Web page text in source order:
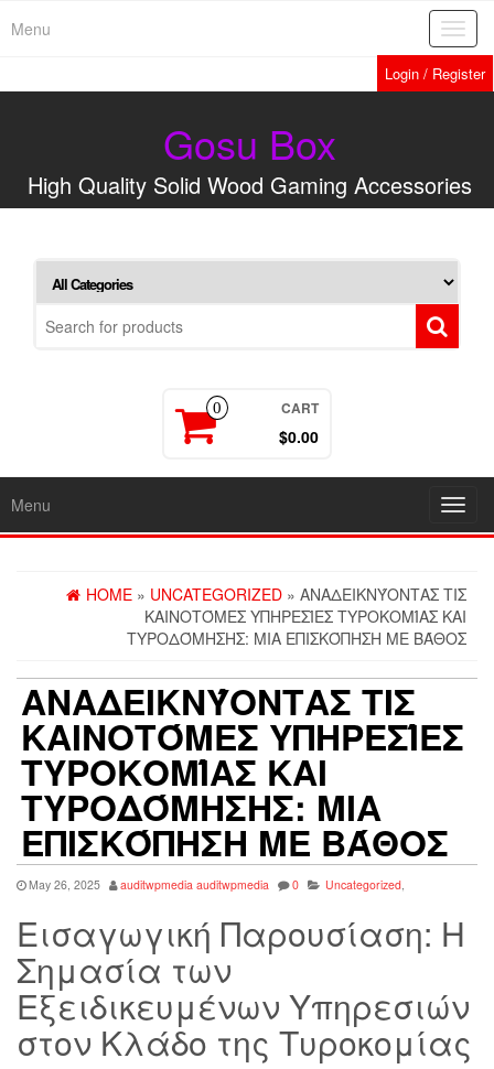
Menu
Login / Register
Gosu Box
High Quality Solid Wood Gaming Accessories
0 CART
$0.00
Menu
HOME » UNCATEGORIZED » ΑΝΑΔΕΙΚΝΎΟΝΤΑΣ ΤΙΣ
ΚΑΙΝΟΤΌΜΕΣ ΥΠΗΡΕΣΊΕΣ ΤΥΡΟΚΟΜΊΑΣ ΚΑΙ
ΤΥΡΟΔΌΜΗΣΗΣ: ΜΙΑ ΕΠΙΣΚΌΠΗΣΗ ΜΕ ΒΆΘΟΣ
ΑΝΑΔΕΙΚΝΎΟΝΤΑΣ ΤΙΣ
ΚΑΙΝΟΤΌΜΕΣ ΥΠΗΡΕΣΊΕΣ
ΤΥΡΟΚΟΜΊΑΣ ΚΑΙ
ΤΥΡΟΔΌΜΗΣΗΣ: ΜΙΑ
ΕΠΙΣΚΌΠΗΣΗ ΜΕ ΒΆΘΟΣ
May 26, 2025 auditwpmedia auditwpmedia 0 Uncategorized,
Εισαγωγική Παρουσίαση: Η
Σημασία των
Εξειδικευμένων Υπηρεσιών
στον Κλάδο της Τυροκομίας